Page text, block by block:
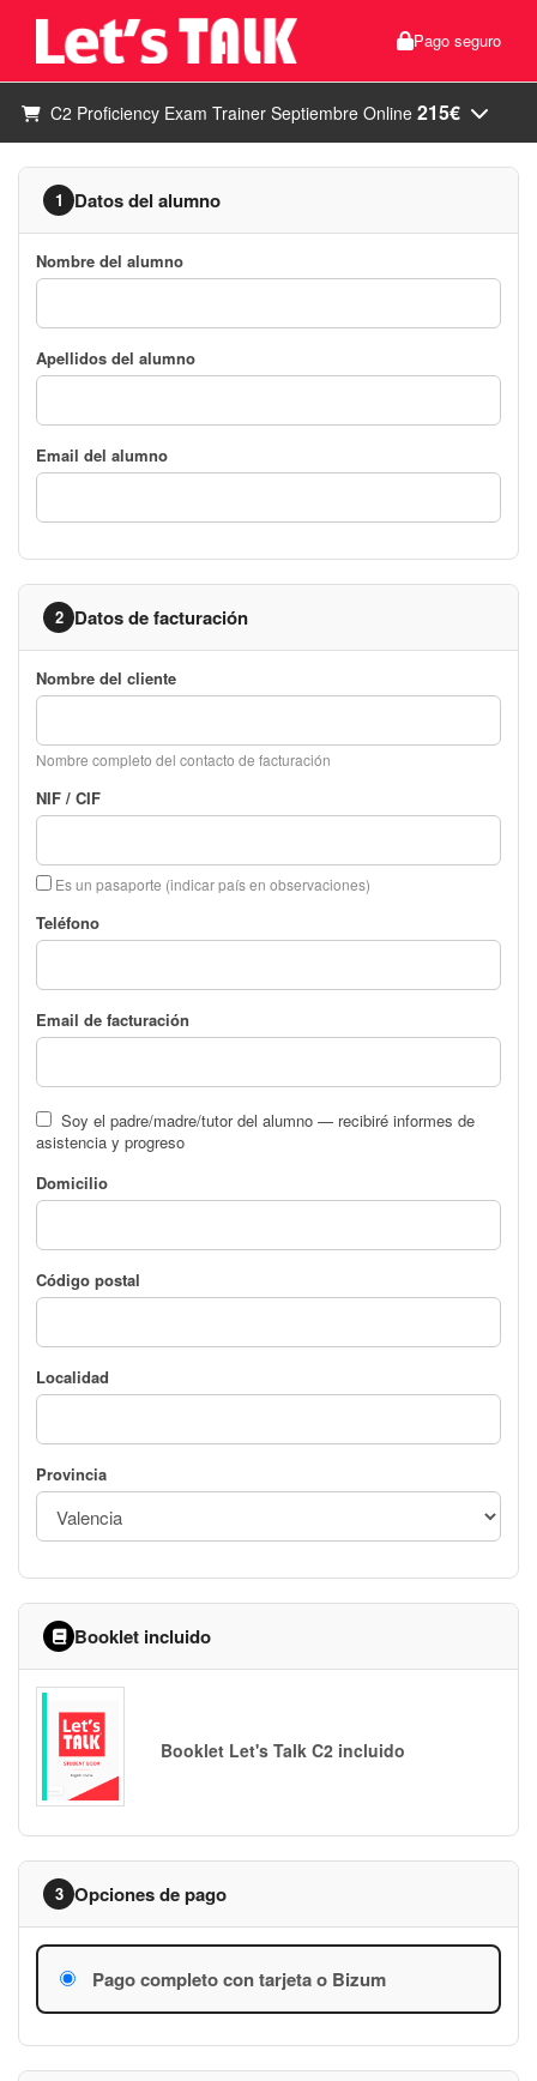
Pago seguro
C2 Proficiency Exam Trainer Septiembre Online 215€
1 Datos del alumno
Nombre del alumno
Apellidos del alumno
Email del alumno
2 Datos de facturación
Nombre del cliente
Nombre completo del contacto de facturación
NIF / CIF
Es un pasaporte (indicar país en observaciones)
Teléfono
Email de facturación
Soy el padre/madre/tutor del alumno — recibiré informes de
asistencia y progreso
Domicilio
Código postal
Localidad
Provincia
Booklet incluido
Booklet Let's Talk C2 incluido
3 Opciones de pago
Pago completo con tarjeta o Bizum